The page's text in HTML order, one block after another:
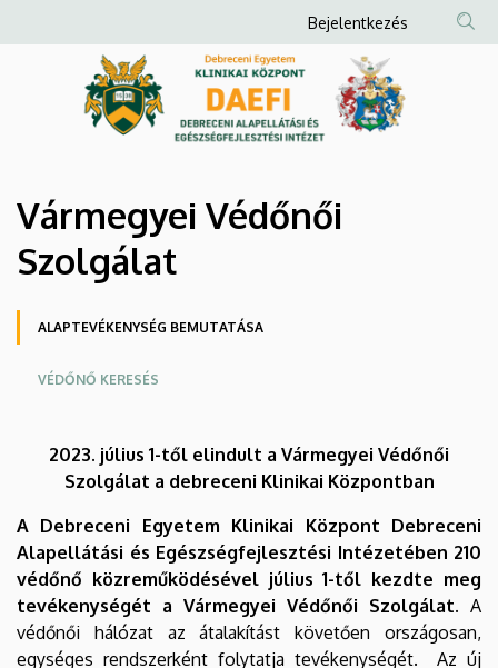
Védőnői
Szolgálat
Debreceni
Alapellátási
Egészségfejlesztési
Intézet
a
Anonim
Felhasználói
fiók
menüje
Bejelentkezés
Vármegyei Védőnői
Szolgálat
Oldalmenü
ALAPTEVÉKENYSÉG BEMUTATÁSA
VÉDŐNŐ KERESÉS
2023. július 1-től elindult a Vármegyei Védőnői
Szolgálat a debreceni Klinikai Központban
A Debreceni Egyetem Klinikai Központ Debreceni
Alapellátási és Egészségfejlesztési Intézetében 210
védőnő közreműködésével július 1-től kezdte meg
tevékenységét a Vármegyei Védőnői Szolgálat. A
védőnői hálózat az átalakítást követően országosan,
egységes rendszerként folytatja tevékenységét. Az új